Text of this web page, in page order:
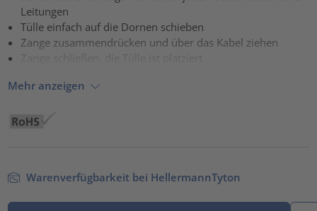
Leitungen
Tülle einfach auf die Dornen schieben
Zange zusammendrücken und über das Kabel ziehen
Zange schließen, die Tülle ist platziert
Mehr anzeigen
Warenverfügbarkeit bei HellermannTyton